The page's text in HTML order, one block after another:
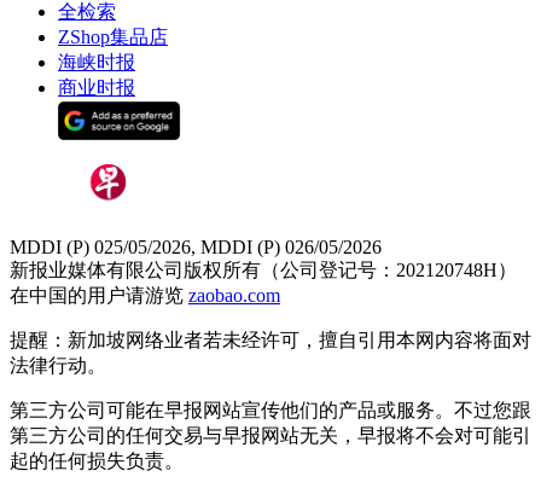
全检索
ZShop集品店
海峡时报
商业时报
MDDI (P) 025/05/2026, MDDI (P) 026/05/2026
新报业媒体有限公司版权所有（公司登记号：202120748H）
在中国的用户请游览 zaobao.com
提醒：新加坡网络业者若未经许可，擅自引用本网内容将面对
法律行动。
第三方公司可能在早报网站宣传他们的产品或服务。不过您跟
第三方公司的任何交易与早报网站无关，早报将不会对可能引
起的任何损失负责。